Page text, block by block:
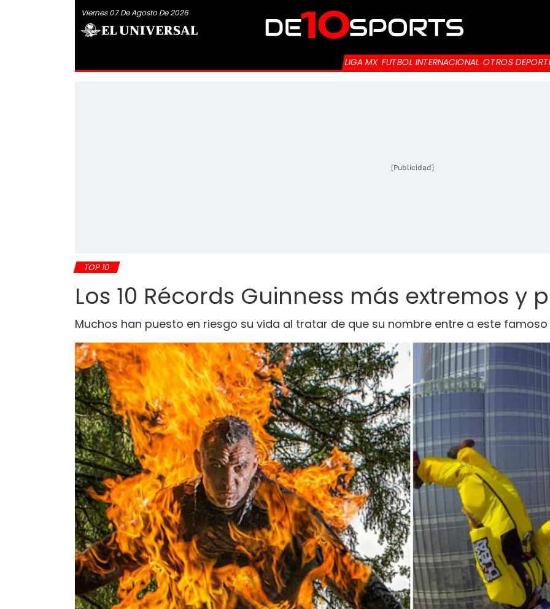
Viernes 07 De Agosto De 2026
LIGA MX FUTBOL INTERNACIONAL OTROS
[Publicidad]
TOP 10
Los 10 Récords Guinness más extremos y
Muchos han puesto en riesgo su vida al tratar de que su nombre entre a este